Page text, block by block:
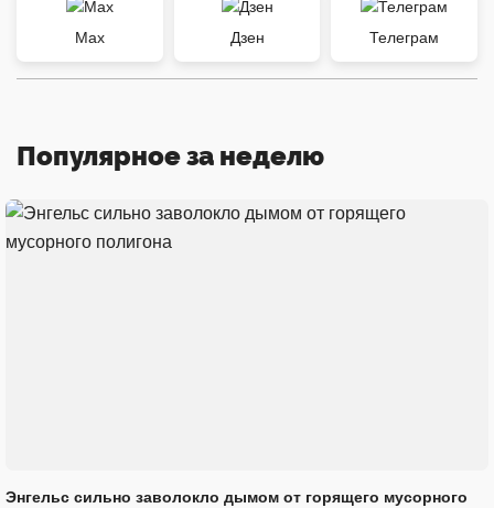
Max Дзен Телеграм
Популярное за неделю
Энгельс сильно заволокло дымом от горящего мусорного